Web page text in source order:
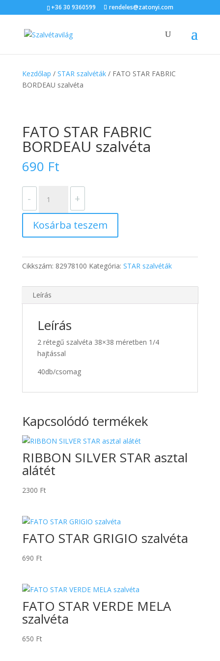
+36 30 9360599 rendeles@zatonyi.com
Kezdőlap / STAR szalvéták/ FATO STAR FABRIC
BORDEAU szalvéta
FATO STAR FABRIC
BORDEAU szalvéta
690 Ft
-
STAR
FABRIC
BORDEAU
szalvéta
+
Kosárba teszem
Cikkszám: 82978100 Kategória: STAR szalvéták
Leírás
Leírás
2 rétegű szalvéta 38×38 méretben 1/4
hajtással
40db/csomag
Kapcsolódó termékek
RIBBON SILVER STAR asztal
alátét
2300 Ft
FATO STAR GRIGIO szalvéta
690 Ft
FATO STAR VERDE MELA
szalvéta
650 Ft